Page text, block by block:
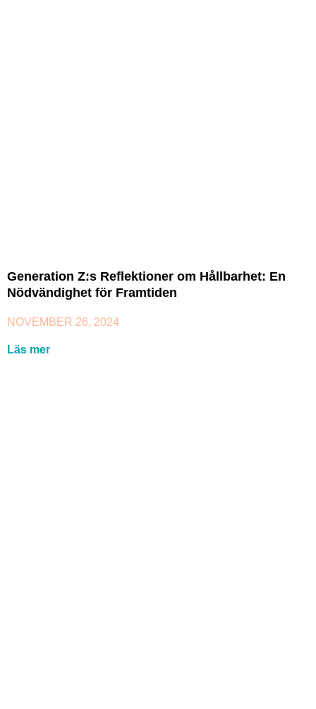
Generation Z:s Reflektioner om Hållbarhet: En
Nödvändighet för Framtiden
NOVEMBER 26, 2024
Läs mer